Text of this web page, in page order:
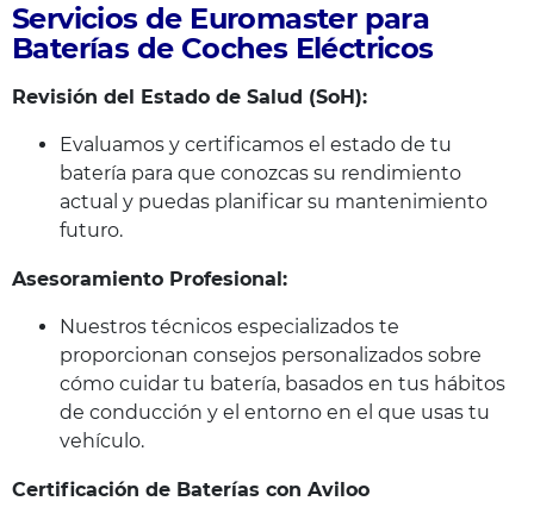
Servicios de Euromaster para
Baterías de Coches Eléctricos
Revisión del Estado de Salud (SoH):
Evaluamos y certificamos el estado de tu
batería para que conozcas su rendimiento
actual y puedas planificar su mantenimiento
futuro.
Asesoramiento Profesional:
Nuestros técnicos especializados te
proporcionan consejos personalizados sobre
cómo cuidar tu batería, basados en tus hábitos
de conducción y el entorno en el que usas tu
vehículo.
Certificación de Baterías con Aviloo